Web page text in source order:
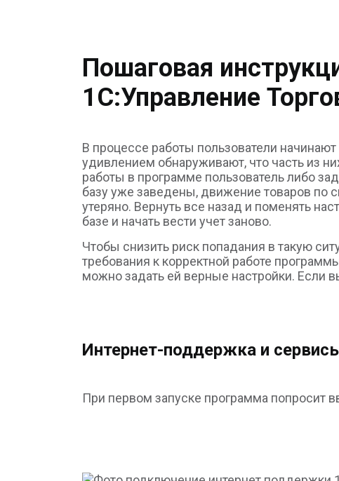
Пошаговая
1С:Управление
В процессе работы пользователи
удивлением обнаруживают, что часть из
работы в программе пользователь либо
базу уже заведены, движение товаров по
утеряно. Вернуть все назад и поменять
базе и начать вести учет заново.
Чтобы снизить риск попадания в такую
требования к корректной работе
можно задать ей верные настройки. Если
Интернет-поддержка и
При первом запуске программа попросит